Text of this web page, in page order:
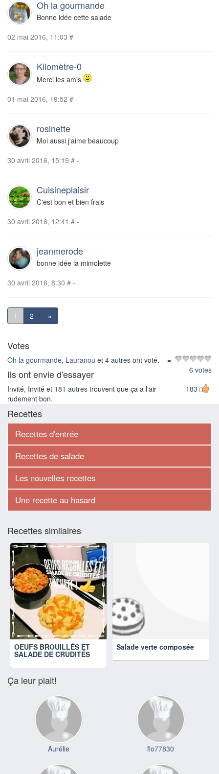
Oh la gourmande
Bonne idée cette salade
02 mai 2016, 11:03 # -
Kilomètre-0
Merci les amis
01 mai 2016, 19:52 # -
rosinette
Moi aussi j'aime beaucoup
30 avril 2016, 15:19 # -
Cuisineplaisir
C'est bon et bien frais
30 avril 2016, 12:41 # -
jeanmerode
bonne idée la mimolette
30 avril 2016, 8:30 # -
1 2 »
Votes
Oh la gourmande, Lauranou et 4 autres ont voté.
=
6 votes
Ils ont envie d'essayer
183
Invité, Invité et 181 autres trouvent que ça a l'air
rudement bon.
Recettes
Recettes d'entrée
Recettes de salade
Les nouvelles recettes
Une recette au hasard
Recettes similaires
OEUFS BROUILLÉS ET
SALADE DE CRUDITÉS
Salade verte composée
Ça leur plait!
Aurélie flo77830